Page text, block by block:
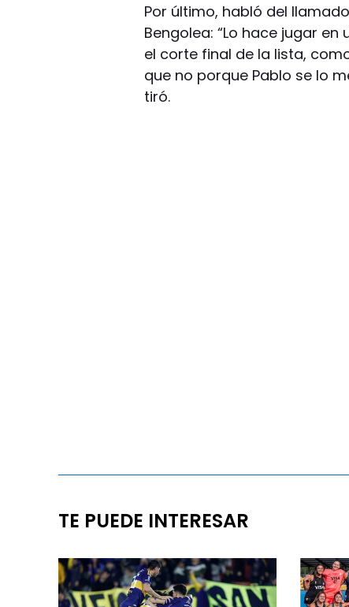
Por último, habló del
Bengolea: “Lo hace jugar
el corte final de la lista,
que no porque Pablo se lo
tiró.
TE PUEDE INTERESAR